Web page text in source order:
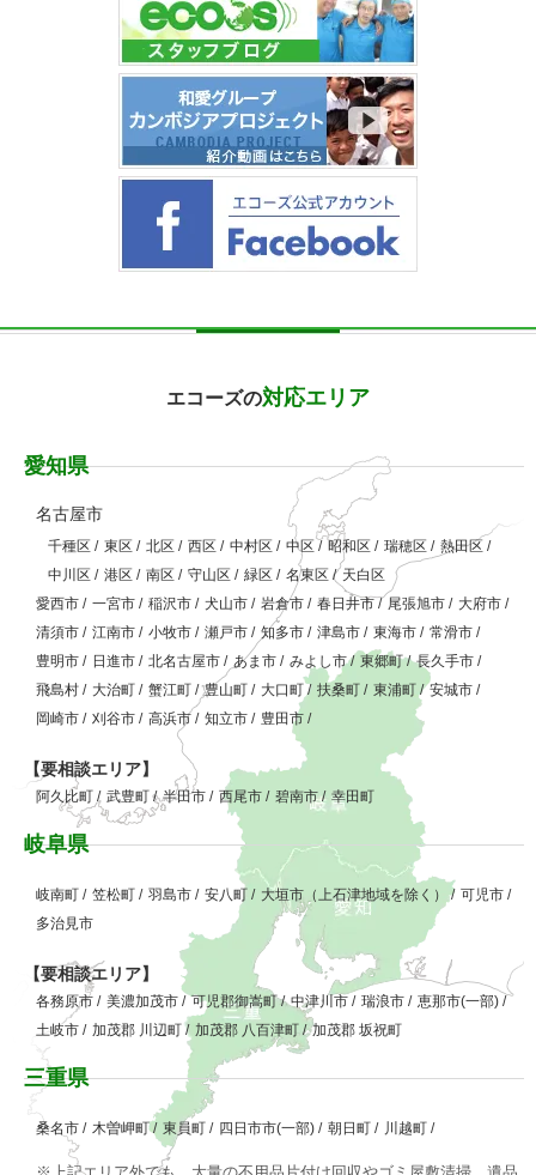
エコーズの対応エリア
愛知県
名古屋市
千種区 / 東区 / 北区 / 西区 / 中村区 / 中区/ 昭和区 / 瑞穂区 / 熱田区 /
中川区 / 港区 / 南区 / 守山区 / 緑区 / 名東区 / 天白区
愛西市 / 一宮市 / 稲沢市 / 犬山市 / 岩倉市 / 春日井市/ 尾張旭市 / 大府市 /
清須市 / 江南市 / 小牧市 / 瀬戸市 / 知多市 / 津島市 / 東海市 / 常滑市 /
豊明市 / 日進市 / 北名古屋市 / あま市 / みよし市/ 東郷町/ 長久手市 /
飛島村 / 大治町 / 蟹江町 / 豊山町 / 大口町/ 扶桑町 / 東浦町 / 安城市 /
岡崎市 / 刈谷市 / 高浜市 / 知立市 / 豊田市 /
【要相談エリア】
阿久比町 / 武豊町/ 半田市 / 西尾市 / 碧南市/ 幸田町
岐阜県
岐南町 / 笠松町 / 羽島市 / 安八町 / 大垣市（上石津地域を除く） / 可児市 /
多治見市
【要相談エリア】
各務原市 / 美濃加茂市 / 可児郡御嵩町/ 中津川市 / 瑞浪市 / 恵那市(一部) /
土岐市 / 加茂郡 川辺町/ 加茂郡 八百津町 / 加茂郡 坂祝町
三重県
桑名市 / 木曽岬町/ 東員町 / 四日市市(一部) / 朝日町 / 川越町 /